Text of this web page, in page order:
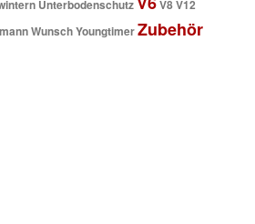
Unterbodenschutz V8V12
WunschYoungtimerZubehör